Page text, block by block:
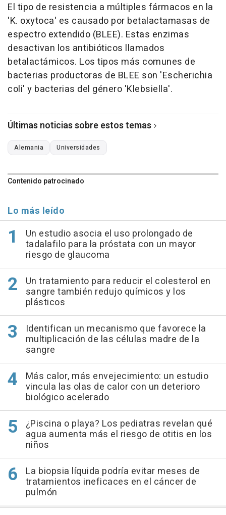
El tipo de resistencia a múltiples fármacos en la
'K. oxytoca' es causado por betalactamasas de
espectro extendido (BLEE). Estas enzimas
desactivan los antibióticos llamados
betalactámicos. Los tipos más comunes de
bacterias productoras de BLEE son 'Escherichia
coli' y bacterias del género 'Klebsiella'.
Últimas noticias sobre estos temas
Alemania Universidades
Contenido patrocinado
Lo más leído
Un estudio asocia el uso prolongado de
tadalafilo para la próstata con un mayor
riesgo de glaucoma
Un tratamiento para reducir el colesterol en
sangre también redujo químicos y los
plásticos
Identifican un mecanismo que favorece la
multiplicación de las células madre de la
sangre
Más calor, más envejecimiento: un estudio
vincula las olas de calor con un deterioro
biológico acelerado
¿Piscina o playa? Los pediatras revelan qué
agua aumenta más el riesgo de otitis en los
niños
La biopsia líquida podría evitar meses de
tratamientos ineficaces en el cáncer de
pulmón